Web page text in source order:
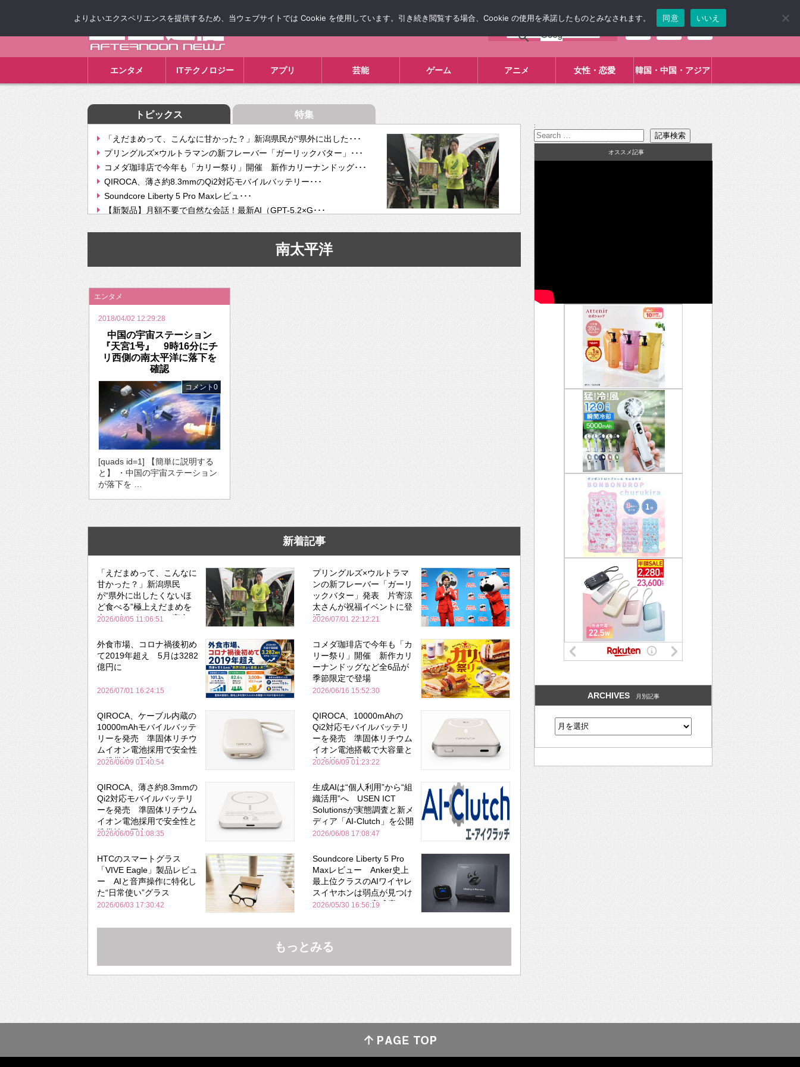
エンタメ ITテクノロジー アプリ 芸能 ゲーム アニメ 女性・恋愛 韓国・中国・アジア
トピックス 特集
「えだまめって、こんなに甘かった？」新潟県民が“県外に出した･･･
プリングルズ×ウルトラマンの新フレーバー「ガーリックバター」･･･
コメダ珈琲店で今年も「カリー祭り」開催 新作カリーナンドッグ･･･
QIROCA、薄さ約8.3mmのQi2対応モバイルバッテリー･･･
Soundcore Liberty 5 Pro Maxレビュ･･･
【新製品】月額不要で自然な会話！最新AI（GPT-5.2×G･･･
【次世代の没入感と生産性】VITURE Luma Ultra･･･
挫折率8割の壁をAIで突破。ジャストシステム、”自分が今話し･･･
2026年のバレンタインは「自分で作って、想いを渡す」 TE･･･
南太平洋
エンタメ
2018/04/02 12:29:28
中国の宇宙ステーション
『天宮1号』 9時16分にチ
リ西側の南太平洋に落下を
確認
コメント0
[quads id=1] 【簡単に説明する
と】 ・中国の宇宙ステーション
が落下を …
新着記事
「えだまめって、こんなに
甘かった？」新潟県民
が“県外に出したくないほ
ど食べる”極上えだまめを
森のビアガーデンで実食
2026/08/05 11:06:51
プリングルズ×ウルトラマ
ンの新フレーバー「ガーリ
ックバター」発表 片寄涼
太さんが祝福イベントに登
場
2026/07/01 22:12:21
外食市場、コロナ禍後初め
て2019年超え 5月は3282
億円に
2026/07/01 16:24:15
コメダ珈琲店で今年も「カ
リー祭り」開催 新作カリ
ーナンドッグなど全6品が
季節限定で登場
2026/06/16 15:52:30
QIROCA、ケーブル内蔵の
10000mAhモバイルバッテ
リーを発売 準固体リチウ
ムイオン電池採用で安全性
と携帯性を両立
2026/06/09 01:40:54
QIROCA、10000mAhの
Qi2対応モバイルバッテリ
ーを発売 準固体リチウム
イオン電池搭載で大容量と
安全性を両立
2026/06/09 01:23:22
QIROCA、薄さ約8.3mmの
Qi2対応モバイルバッテリ
ーを発売 準固体リチウム
イオン電池採用で安全性と
携帯性を両立
2026/06/09 01:08:35
生成AIは“個人利用”から“組
織活用”へ USEN ICT
Solutionsが実態調査と新メ
ディア「AI-Clutch」を公開
2026/06/08 17:08:47
HTCのスマートグラス
「VIVE Eagle」製品レビュ
ー AIと音声操作に特化し
た“日常使い”グラス
2026/06/03 17:30:42
Soundcore Liberty 5 Pro
Maxレビュー Anker史上
最上位クラスのAIワイヤレ
スイヤホンは弱点が見つけ
づらいくらいの完成度にび
Bose並み
2026/05/30 16:56:19
もっとみる
:
オススメ記事
ARCHIVES 月別記事
よりよいエクスペリエンスを提供するため、当ウェブサイトでは Cookie を使用しています。引き続き閲覧する場合、Cookie の使用を承諾したものとみなされます。 同意 いいえ